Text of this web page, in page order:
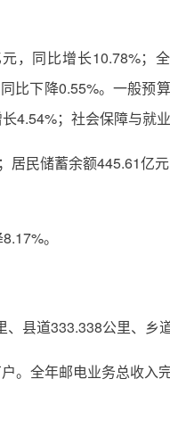
，同比增长10.78%；
比下降0.55%。一般预
；社会保障与就
民储蓄余额445.61亿
。
县道333.338公里、乡
。全年邮电业务总收入